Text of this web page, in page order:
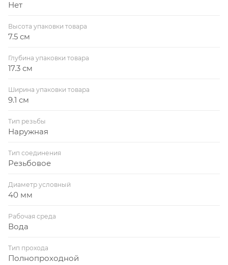
Нет
Высота упаковки товара
7.5 см
Глубина упаковки товара
17.3 см
Ширина упаковки товара
9.1 см
Тип резьбы
Наружная
Тип соединения
Резьбовое
Диаметр условный
40 мм
Рабочая среда
Вода
Тип прохода
Полнопроходной